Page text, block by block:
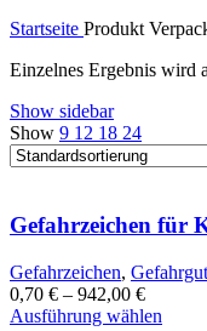
Startseite Produkt
Einzelnes Ergebnis wird
Show sidebar
Show 9 12 18 24
Gefahrzeichen für
Gefahrzeichen,
0,70 € – 942,00 €
Ausführung wählen